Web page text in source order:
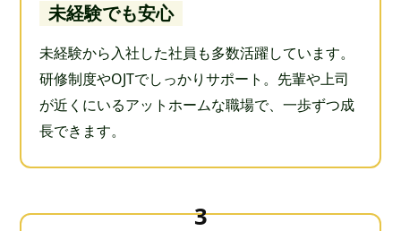
未経験でも安心
未経験から入社した社員も多数活躍しています。
研修制度やOJTでしっかりサポート。先輩や上司
が近くにいるアットホームな職場で、一歩ずつ成
長できます。